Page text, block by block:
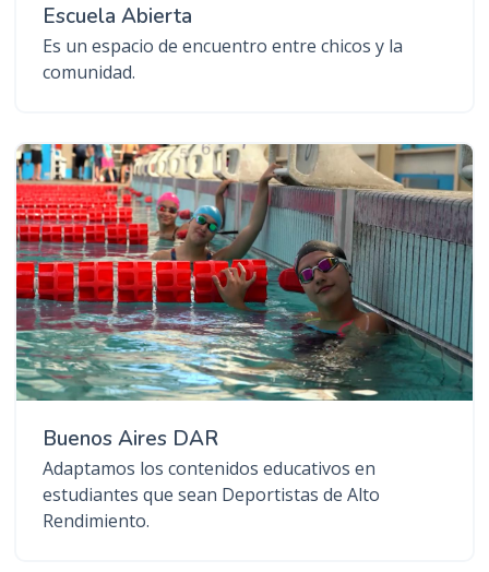
Escuela Abierta
Es un espacio de encuentro entre chicos y la
comunidad.
Buenos Aires DAR
Adaptamos los contenidos educativos en
estudiantes que sean Deportistas de Alto
Rendimiento.